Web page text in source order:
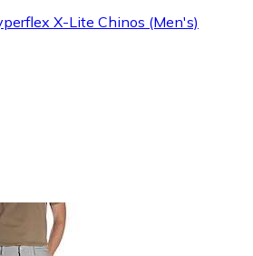
X-Lite Chinos (Men's)